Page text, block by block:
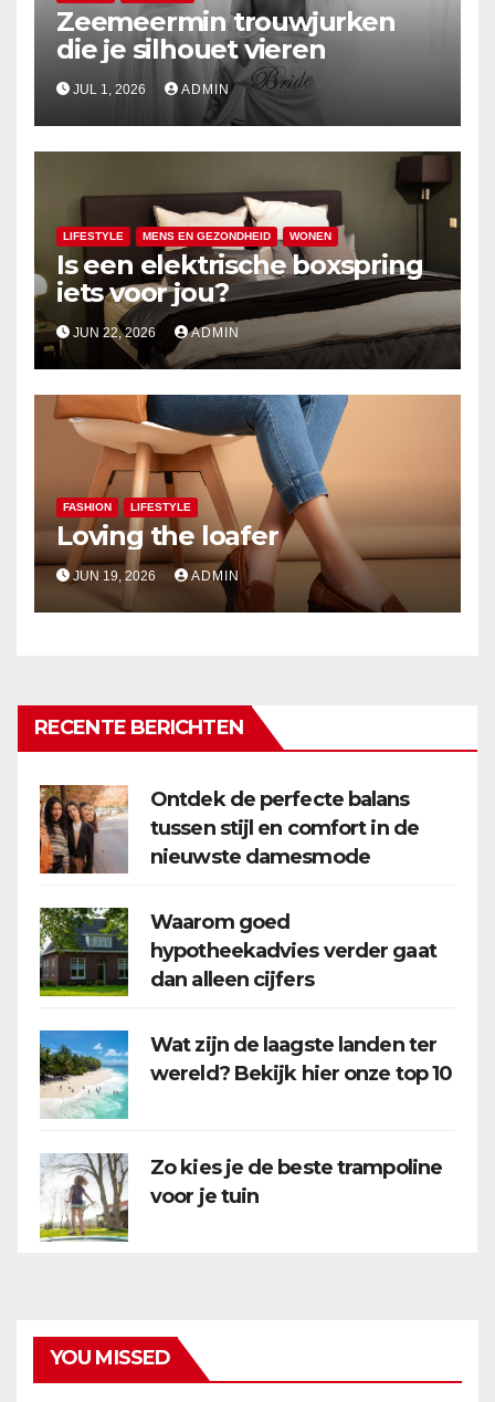
Zeemeermin trouwjurken
die je silhouet vieren
JUL 1, 2026 ADMIN
LIFESTYLE MENS EN GEZONDHEID WONEN
Is een elektrische boxspring
iets voor jou?
JUN 22, 2026 ADMIN
FASHION LIFESTYLE
Loving the loafer
JUN 19, 2026 ADMIN
RECENTE BERICHTEN
Ontdek de perfecte balans
tussen stijl en comfort in de
nieuwste damesmode
Waarom goed
hypotheekadvies verder gaat
dan alleen cijfers
Wat zijn de laagste landen ter
wereld? Bekijk hier onze top 10
Zo kies je de beste trampoline
voor je tuin
YOU MISSED